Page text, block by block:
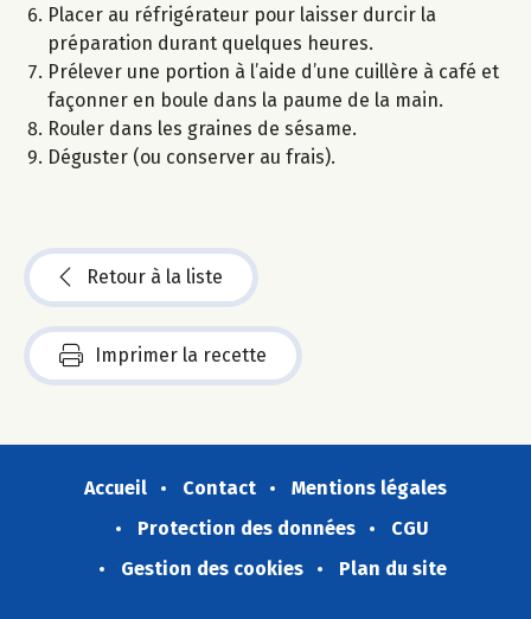
Placer au réfrigérateur pour laisser durcir la
préparation durant quelques heures.
Prélever une portion à l’aide d’une cuillère à café et
façonner en boule dans la paume de la main.
Rouler dans les graines de sésame.
Déguster (ou conserver au frais).
Retour à la liste
Imprimer la recette
Accueil Contact
Mentions légales
Protection des données
CGU
Gestion des cookies
Plan du site